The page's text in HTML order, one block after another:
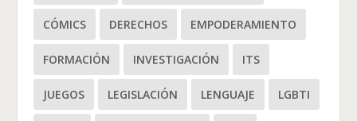
CÓMICS DERECHOS EMPODERAMIENTO
FORMACIÓN INVESTIGACIÓN ITS
JUEGOS LEGISLACIÓN LENGUAJE LGBTI